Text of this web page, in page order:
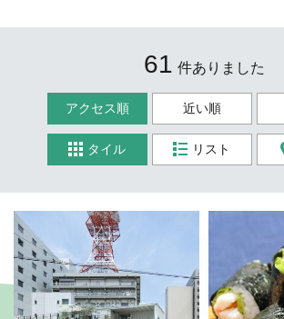
61 件ありました
アクセス順 近い順
タイル リスト